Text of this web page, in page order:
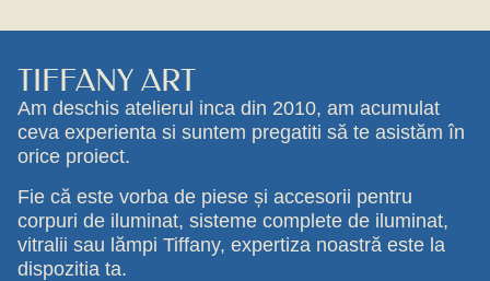
TIFFANY ART
Am deschis atelierul inca din 2010, am acumulat
ceva experienta si suntem pregatiti să te asistăm în
orice proiect.
Fie că este vorba de piese și accesorii pentru
corpuri de iluminat, sisteme complete de iluminat,
vitralii sau lămpi Tiffany, expertiza noastră este la
dispozitia ta.